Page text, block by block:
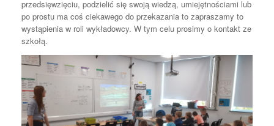
przedsięwzięciu, podzielić się swoją wiedzą, umiejętnościami lub
po prostu ma coś ciekawego do przekazania to zapraszamy to
wystąpienia w roli wykładowcy. W tym celu prosimy o kontakt ze
szkołą.